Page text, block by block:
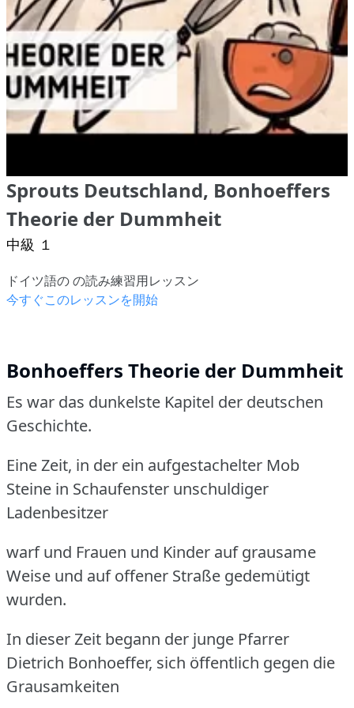
Sprouts Deutschland, Bonhoeffers
Theorie der Dummheit
中級 １
ドイツ語の の読み練習用レッスン
今すぐこのレッスンを開始
Bonhoeffers Theorie der Dummheit
Es war das dunkelste Kapitel der deutschen
Geschichte.
Eine Zeit, in der ein aufgestachelter Mob
Steine in Schaufenster unschuldiger
Ladenbesitzer
warf und Frauen und Kinder auf grausame
Weise und auf offener Straße gedemütigt
wurden.
In dieser Zeit begann der junge Pfarrer
Dietrich Bonhoeffer, sich öffentlich gegen die
Grausamkeiten